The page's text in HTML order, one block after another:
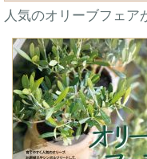
人気のオリーブフェア